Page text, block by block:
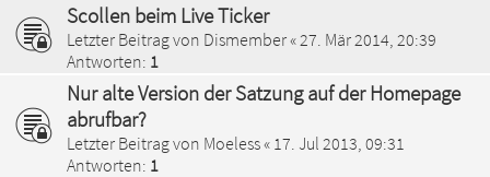
Scollen beim Live Ticker
Letzter Beitrag von Dismember« 27. Mär 2014, 20:39
Antworten: 1
Nur alte Version der Satzung auf der Homepage
abrufbar?
Letzter Beitrag von Moeless« 17. Jul 2013, 09:31
Antworten: 1